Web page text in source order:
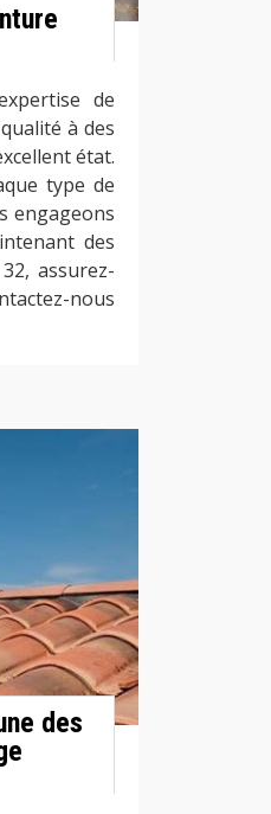
de
à des
état.
type de
engageons
des
assurez-
nous
des